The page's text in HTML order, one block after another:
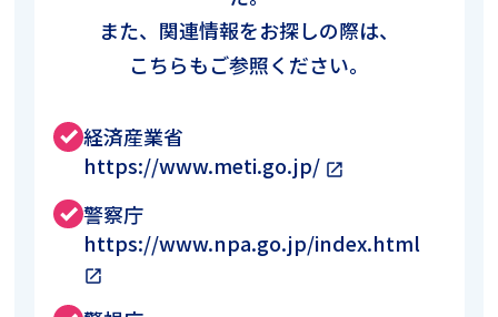
また、関連情報をお探しの際は、
こちらもご参照ください。
done 経済産業省
https://www.meti.go.jp/ open_in_new
done 警察庁
https://www.npa.go.jp/index.html
open_in_new